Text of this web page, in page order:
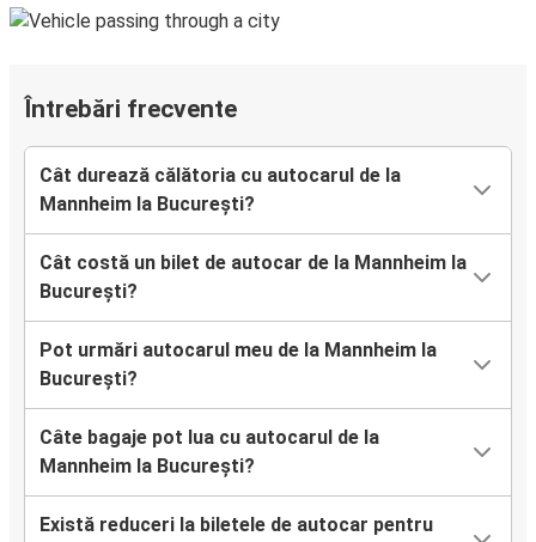
Întrebări frecvente
Cât durează călătoria cu autocarul de la
Mannheim la București?
Cât costă un bilet de autocar de la Mannheim la
București?
Pot urmări autocarul meu de la Mannheim la
București?
Câte bagaje pot lua cu autocarul de la
Mannheim la București?
Există reduceri la biletele de autocar pentru